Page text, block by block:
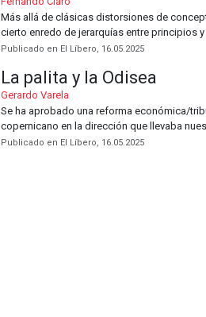
Más allá de clásicas distorsiones de
cierto enredo de jerarquías entre principios y
Publicado en El Líbero, 16.05.2025
La palita y la Odisea
Gerardo Varela
Se ha aprobado una reforma económica/
copernicano en la dirección que llevaba
Publicado en El Líbero, 16.05.2025